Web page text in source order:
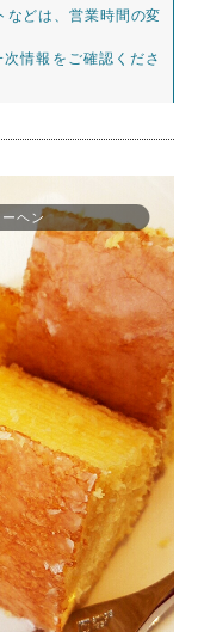
などは、営業時間の変
情報をご確認くださ
ヘン